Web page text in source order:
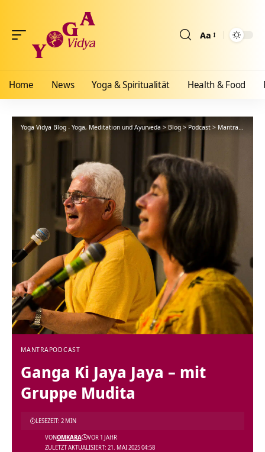
Aa
Home News Yoga & Spiritualität Health & Food
Yoga Vidya Blog - Yoga, Meditation und Ayurveda > Blog > Podcast > Mantra>
MANTRAPODCAST
Ganga Ki Jaya Jaya – mit
Gruppe Mudita
ZULETZT AKTUALISIERT: 21. MAI 2025 04:58
VONOMKARA VOR 1 JAHR
LESEZEIT: 2 MIN